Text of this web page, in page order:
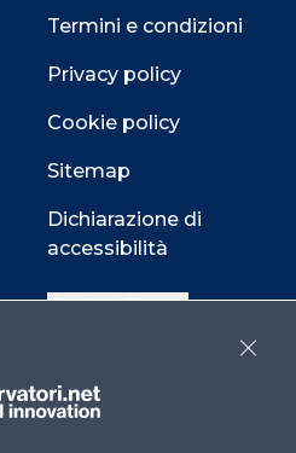
Termini e condizioni
Privacy policy
Cookie policy
Sitemap
Dichiarazione di
accessibilità
Cookie Center
LinkedIn